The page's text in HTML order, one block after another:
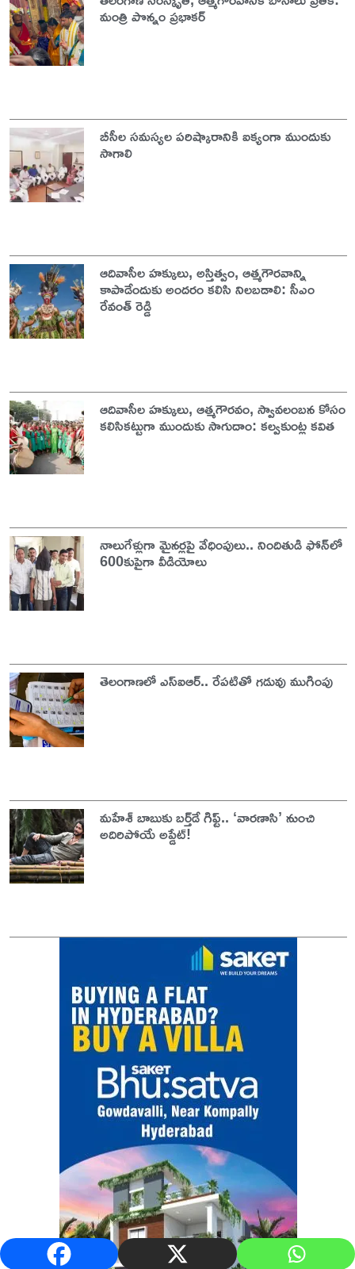
మంత్రి పొన్నం ప్రభాకర్
బీసీల సమస్యల పరిష్కారానికి ఐక్యంగా ముందుకు
సాగాలి
ఆదివాసీల హక్కులు, అస్తిత్వం, ఆత్మగౌరవాన్ని
కాపాడేందుకు అందరం కలిసి నిలబడాలి: సీఎం
రేవంత్ రెడ్డి
ఆదివాసీల హక్కులు, ఆత్మగౌరవం, స్వావలంబన కోసం
కలిసికట్టుగా ముందుకు సాగుదాం: కల్వకుంట్ల కవిత
నాలుగేళ్లుగా మైనర్లపై వేధింపులు.. నిందితుడి ఫోన్‌లో
600కుపైగా వీడియోలు
తెలంగాణలో ఎస్‌ఐఆర్‌.. రేపటితో గడువు ముగింపు
మహేశ్ బాబుకు బర్త్‌డే గిఫ్ట్.. ‘వారణాసి’ నుంచి
అదిరిపోయే అప్డేట్!